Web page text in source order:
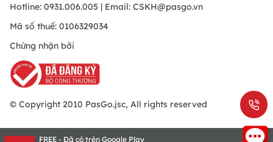
Hotline: 0931.006.005 | Email: CSKH@pasgo.vn
Mã số thuế: 0106329034
Chứng nhận bởi
© Copyright 2010 PasGo.jsc, All rights reserved
FREE - Đã có trên Google Play